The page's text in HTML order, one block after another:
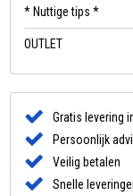
* Nuttige tips *
OUTLET
Gratis levering
Persoonlijk
Veilig betalen
Snelle